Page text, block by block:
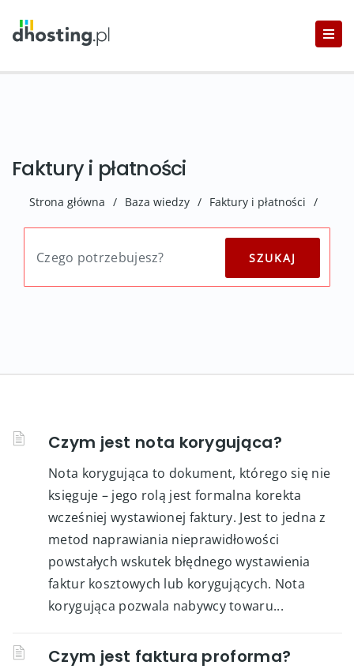
Faktury i płatności
Strona główna / Baza wiedzy / Faktury i płatności /
Czym jest nota korygująca?
Nota korygująca to dokument, którego się nie
księguje – jego rolą jest formalna korekta
wcześniej wystawionej faktury. Jest to jedna z
metod naprawiania nieprawidłowości
powstałych wskutek błędnego wystawienia
faktur kosztowych lub korygujących. Nota
korygująca pozwala nabywcy towaru...
Czym jest faktura proforma?